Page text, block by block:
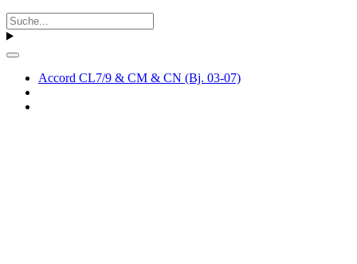
Accord CL7/9 & CM & CN (Bj. 03-07)